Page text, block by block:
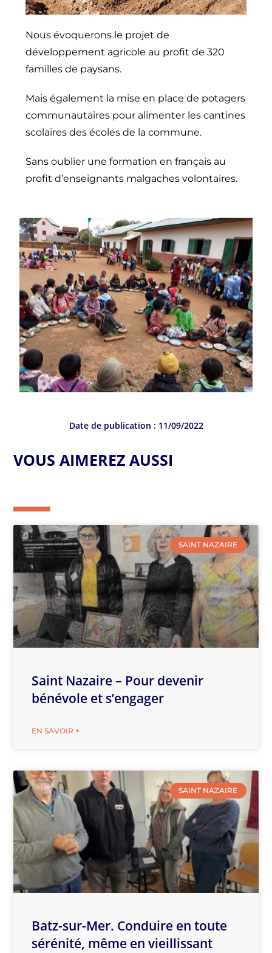
Nous évoquerons le projet de
développement agricole au profit de 320
familles de paysans.
Mais également la mise en place de potagers
communautaires pour alimenter les cantines
scolaires des écoles de la commune.
Sans oublier une formation en français au
profit d’enseignants malgaches volontaires.
Date de publication : 11/09/2022
VOUS AIMEREZ AUSSI
SAINT NAZAIRE
Saint Nazaire – Pour devenir
bénévole et s’engager
EN SAVOIR +
SAINT NAZAIRE
Batz-sur-Mer. Conduire en toute
sérénité, même en vieillissant